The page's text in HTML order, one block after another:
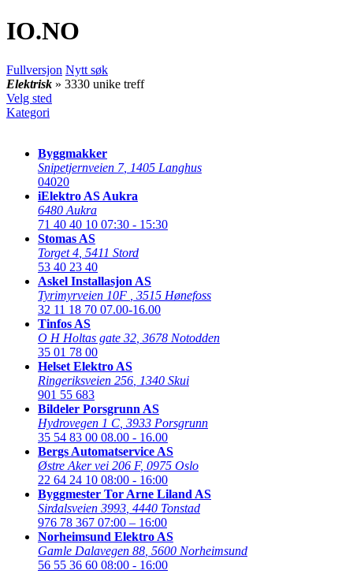
IO.NO
Fullversjon Nytt søk
Elektrisk » 3330 unike treff
Velg sted
Kategori
Byggmakker
Snipetjernveien 7, 1405 Langhus
04020
iElektro AS Aukra
6480 Aukra
71 40 40 10 07:30 - 15:30
Stomas AS
Torget 4 5411 Stord
53 40 23 40
Askel Installasjon AS
Tyrimyrveien 10F
3515 Hønefoss
32 11 18 70 07.00-16.00
Tinfos AS
O H Holtas gate 32 3678 Notodden
35 01 78 00
Helset Elektro AS
Ringeriksveien 256 1340 Skui
901 55 683
Bildeler Porsgrunn AS
Hydrovegen 1 C 3933 Porsgrunn
35 54 83 00 08.00 - 16.00
Bergs Automatservice AS
Østre Aker vei 206 F, 0975 Oslo
22 64 24 10 08:00 - 16:00
Byggmester Tor Arne Liland AS
Sirdalsveien 3993 4440 Tonstad
976 78 367 07:00 – 16:00
Norheimsund Elektro AS
Gamle Dalavegen 88 5600 Norheimsund
56 55 36 60 08:00 - 16:00